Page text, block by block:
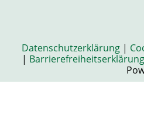
Datenschutzerklärung |
| Barrierefreiheitserklärung